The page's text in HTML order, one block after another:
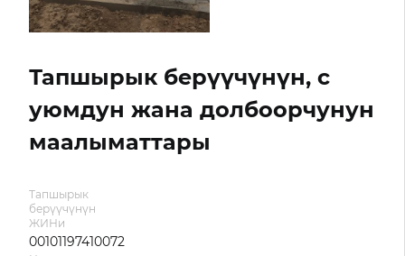
Тапшырык берүүчүнүн, с
уюмдун жана долбоорчунун
маалыматтары
Тапшырык
берүүчүнүн
ЖИНи
00101197410072